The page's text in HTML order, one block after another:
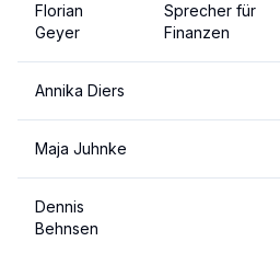
Florian
Geyer
Sprecher für
Finanzen
Annika Diers
Maja Juhnke
Dennis
Behnsen